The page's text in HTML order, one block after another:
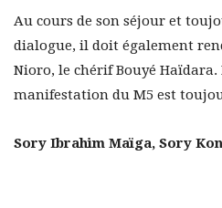
Au cours de son séjour et
dialogue, il doit également
Nioro, le chérif Bouyé
manifestation du M5 est
Sory Ibrahim Maïga, Sory